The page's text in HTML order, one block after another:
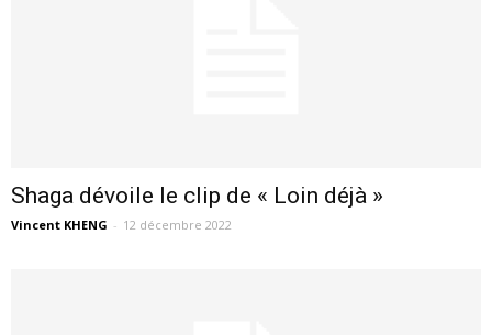
Shaga dévoile le clip de « Loin déjà »
Vincent KHENG - 12 décembre 2022